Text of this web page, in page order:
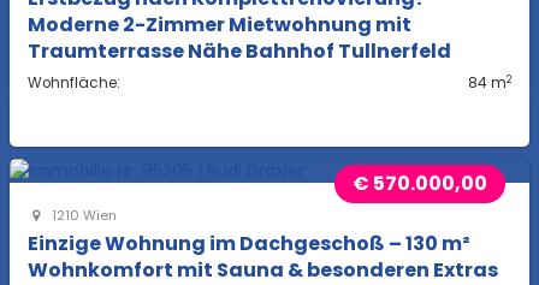
Moderne 2-Zimmer Mietwohnung mit
Traumterrasse Nähe Bahnhof Tullnerfeld
Wohnfläche: 84 m2
€ 570.000,00
1210 Wien
Einzige Wohnung im Dachgeschoß – 130 m²
Wohnkomfort mit Sauna & besonderen Extras